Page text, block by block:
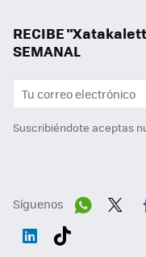
RECIBE
SEMANAL
Suscribiéndote aceptas
Síguenos